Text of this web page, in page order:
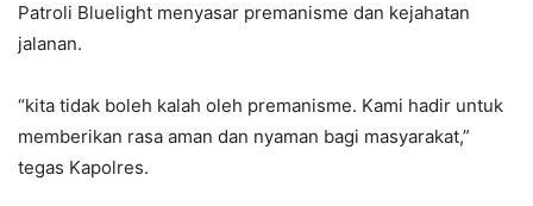
Patroli Bluelight menyasar premanisme dan kejahatan
jalanan.
“kita tidak boleh kalah oleh premanisme. Kami hadir untuk
memberikan rasa aman dan nyaman bagi masyarakat,”
tegas Kapolres.